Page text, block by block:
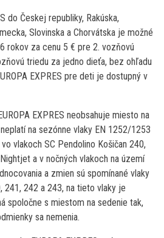
do Českej republiky, Rakúska,
Slovinska a Chorvátska je možné
rokov za cenu 5 € pre 2. vozňovú
triedu za jedno dieťa, bez ohľadu
EXPRES pre deti je dostupný v
EXPRES neobsahuje miesto na
na sezónne vlaky EN 1252/1253
vlakoch SC Pendolino Košičan 240,
a v nočných vlakoch na území
a zmien sú spomínané vlaky
241, 242 a 243, na tieto vlaky je
spoločne s miestom na sedenie tak,
sa nemenia.